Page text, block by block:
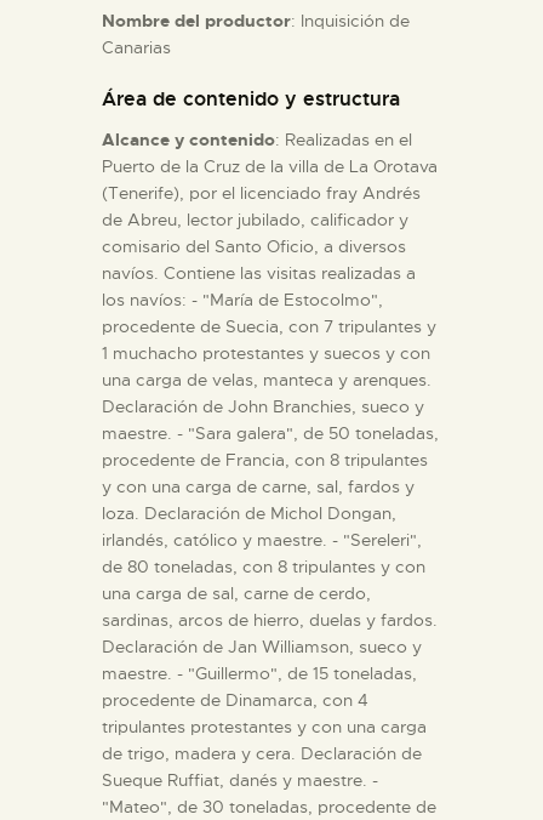
ESPAÑOL
Nombre del productor: Inquisición de
Canarias
Área de contenido y estructura
Alcance y contenido: Realizadas en el
Puerto de la Cruz de la villa de La Orotava
(Tenerife), por el licenciado fray Andrés
de Abreu, lector jubilado, calificador y
comisario del Santo Oficio, a diversos
navíos. Contiene las visitas realizadas a
los navíos: - "María de Estocolmo",
procedente de Suecia, con 7 tripulantes y
1 muchacho protestantes y suecos y con
una carga de velas, manteca y arenques.
Declaración de John Branchies, sueco y
maestre. - "Sara galera", de 50 toneladas,
procedente de Francia, con 8 tripulantes
y con una carga de carne, sal, fardos y
loza. Declaración de Michol Dongan,
irlandés, católico y maestre. - "Sereleri",
de 80 toneladas, con 8 tripulantes y con
una carga de sal, carne de cerdo,
sardinas, arcos de hierro, duelas y fardos.
Declaración de Jan Williamson, sueco y
maestre. - "Guillermo", de 15 toneladas,
procedente de Dinamarca, con 4
tripulantes protestantes y con una carga
de trigo, madera y cera. Declaración de
Sueque Ruffiat, danés y maestre. -
"Mateo", de 30 toneladas, procedente de